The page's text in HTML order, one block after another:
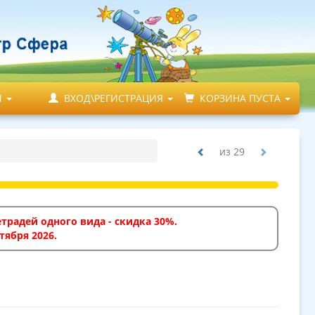
ВХОД\РЕГИСТРАЦИЯ КОРЗИНА ПУСТА
из 29
одного вида - скидка 30%.
2026.